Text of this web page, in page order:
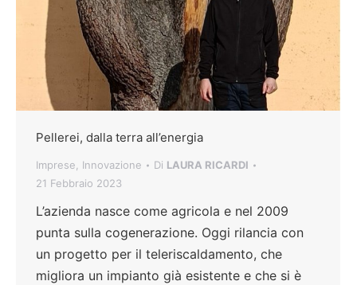
Pellerei, dalla terra all’energia
Imprese, Innovazione Di LAURA RICARDI
21 Febbraio 2023
L’azienda nasce come agricola e nel 2009
punta sulla cogenerazione. Oggi rilancia con
un progetto per il teleriscaldamento, che
migliora un impianto già esistente e che si è